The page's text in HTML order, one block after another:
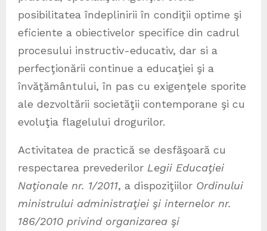
posibilitatea îndeplinirii în condiţii optime şi
eficiente a obiectivelor specifice din cadrul
procesului instructiv-educativ, dar si a
perfecţionării continue a educaţiei şi a
învăţământului, în pas cu exigenţele sporite
ale dezvoltării societăţii contemporane şi cu
evoluţia flagelului drogurilor.
Activitatea de practică se desfăşoară cu
respectarea prevederilor Legii Educaţiei
Naţionale nr. 1/2011, a dispoziţiilor Ordinului
ministrului administraţiei şi internelor nr.
186/2010 privind organizarea şi